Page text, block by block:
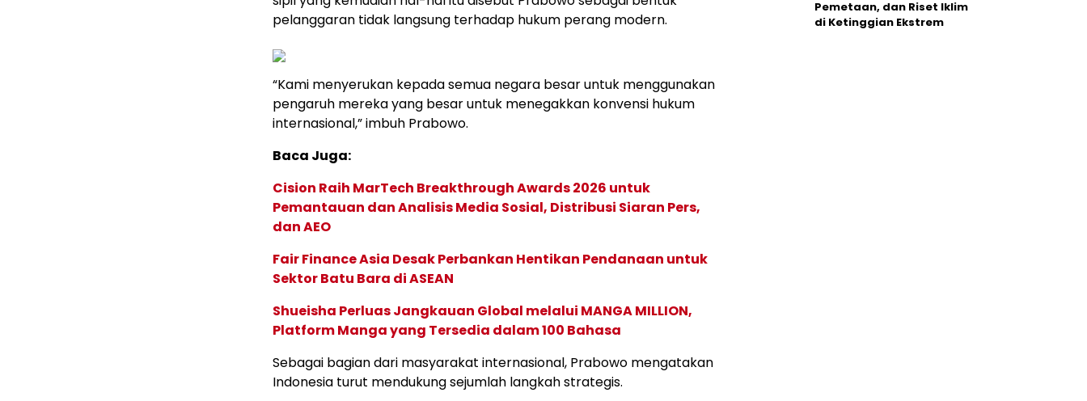
pelanggaran tidak langsung terhadap hukum perang modern.
“Kami menyerukan kepada semua negara besar untuk menggunakan
pengaruh mereka yang besar untuk menegakkan konvensi hukum
internasional,” imbuh Prabowo.
Baca Juga:
Cision Raih MarTech Breakthrough Awards 2026 untuk
Pemantauan dan Analisis Media Sosial, Distribusi Siaran Pers,
dan AEO
Fair Finance Asia Desak Perbankan Hentikan Pendanaan untuk
Sektor Batu Bara di ASEAN
Shueisha Perluas Jangkauan Global melalui MANGA MILLION,
Platform Manga yang Tersedia dalam 100 Bahasa
Sebagai bagian dari masyarakat internasional, Prabowo mengatakan
Indonesia turut mendukung sejumlah langkah strategis.
Pemetaan, dan Riset Iklim
di Ketinggian Ekstrem